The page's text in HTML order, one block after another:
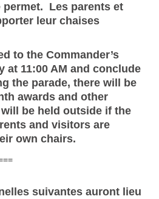
permet. Les parents et
leur chaises
to the Commander’s
at 11:00 AM and conclude
the parade, there will be
awards and other
be held outside if the
and visitors are
own chairs.
suivantes auront lieu